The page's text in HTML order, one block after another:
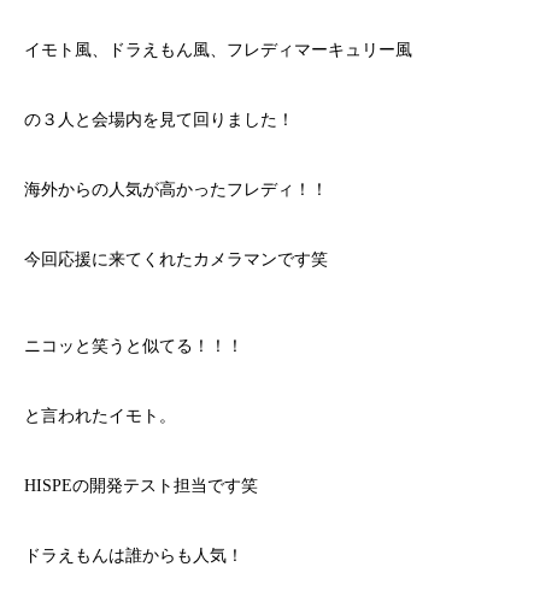
イモト風、ドラえもん風、フレディマーキュリー風
の３人と会場内を見て回りました！
海外からの人気が高かったフレディ！！
今回応援に来てくれたカメラマンです笑
ニコッと笑うと似てる！！！
と言われたイモト。
HISPEの開発テスト担当です笑
ドラえもんは誰からも人気！